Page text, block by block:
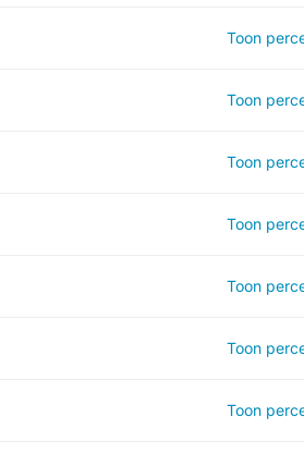
Toon
Toon
Toon
Toon
Toon
Toon
Toon